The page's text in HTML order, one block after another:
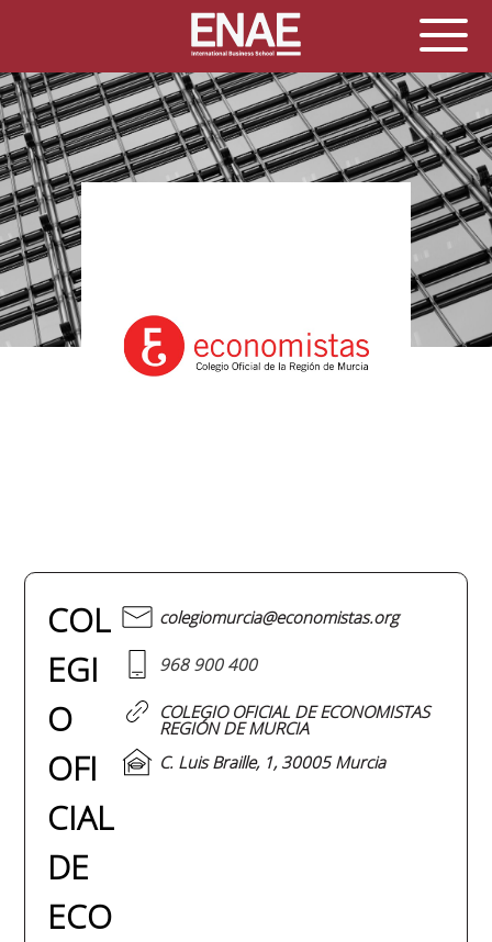
COL
EGI
O
OFI
CIAL
DE
ECO
colegiomurcia@economistas.org
968 900 400
COLEGIO OFICIAL DE ECONOMISTAS
REGIÓN DE MURCIA
C. Luis Braille, 1, 30005 Murcia